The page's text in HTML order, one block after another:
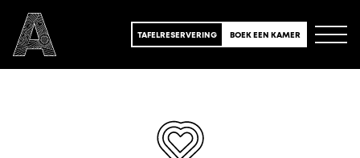
TAFELRESERVERING BOEK EEN KAMER